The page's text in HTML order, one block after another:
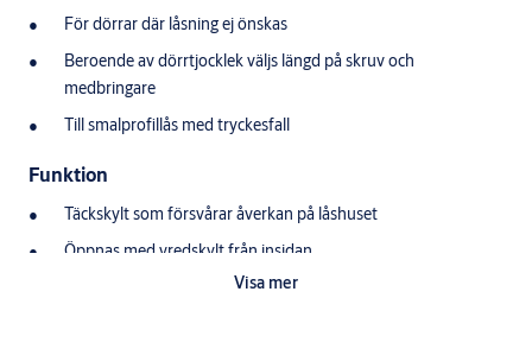
För dörrar där låsning ej önskas
Beroende av dörrtjocklek väljs längd på skruv och
medbringare
Till smalprofillås med tryckesfall
Funktion
Täckskylt som försvårar åverkan på låshuset
Öppnas med vredskylt från insidan
Visa mer